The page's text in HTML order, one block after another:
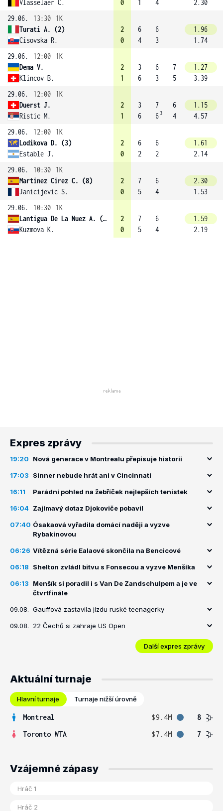
Vlasselaer C. 0 1 4
2.30
29.06.
13:30
1K
Turati A. (2)
Cisovska R.
2
0
6
4
6
3
1.96
1.74
29.06.
12:00
1K
Dema V.
Klincov B.
2
1
3
6
6
3
7
5
1.27
3.39
29.06.
12:00
1K
Duerst J.
Ristic M.
2
1
3
6
7
6 3
6
4
1.15
4.57
29.06.
12:00
1K
Lodikova D. (3)
Estable J.
2
0
6
2
6
2
1.61
2.14
29.06.
10:30
1K
Martinez Cirez C. (8)
Janicijevic S.
2
0
7
5
6
4
2.30
1.53
29.06.
10:30
1K
Lantigua De La Nuez A. (4)
Kuzmova K.
2
0
7
5
6
4
1.59
2.19
Expres zprávy
19:20 Nová generace v Montrealu přepisuje historii
17:03 Sinner nebude hrát ani v Cincinnati
16:11 Parádní pohled na žebříček nejlepších tenistek
16:04 Zajímavý dotaz Djokoviče pobavil
07:40 Ósakaová vyřadila domácí naději a vyzve
Rybakinovou
06:26 Vítězná série Ealaové skončila na Bencicové
06:18 Shelton zvládl bitvu s Fonsecou a vyzve Menšíka
06:13
Menšík si poradil i s Van De Zandschulpem a je ve
čtvrtfinále
09.08. Gauffová zastavila jízdu ruské teenagerky
09.08. 22 Čechů si zahraje US Open
Další expres zprávy
Aktuální turnaje
Hlavní turnaje Turnaje nižší úrovně
Montreal $9.4M
8
Toronto WTA
$7.4M 7
Vzájemné zápasy